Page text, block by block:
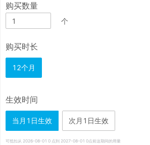
购买数量
个
购买时长
12个月
生效时间
当月1日生效 次月1日生效
可抵扣从 2026-08-01 0 点到 2027-08-01 0点前这期间的用量